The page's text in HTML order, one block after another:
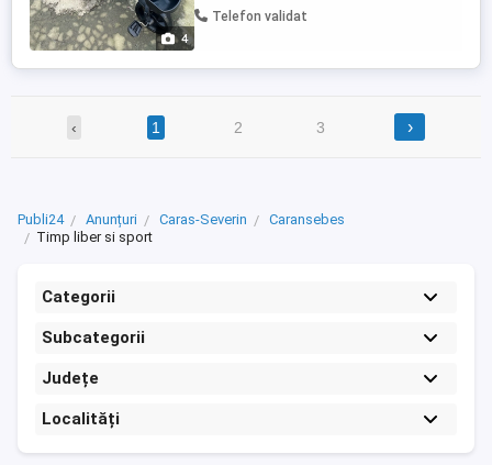
4
Telefon validat
‹ 1 2 3 ›
Publi24 Anunțuri Caras-Severin
Caransebes
Timp liber si sport
Categorii
Subcategorii
Județe
Localități